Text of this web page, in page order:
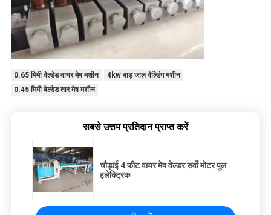
0.65 मिमी वेल्डेड वायर मेष मशीन
4kw बाड़ जाल वेल्डिंग मशीन
0.45 मिमी वेल्डेड तार मेष मशीन
सबसे उत्तम प्रतिदान प्राप्त करें
चौड़ाई 4 फीट वायर मेष वेल्डर सर्वो मोटर पुल
इलेक्ट्रिक